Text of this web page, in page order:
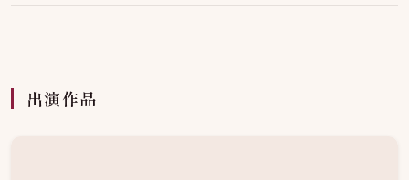
出演作品